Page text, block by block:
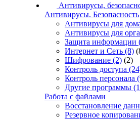
Антивирусы,
Антивирусы. Безопасность
Антивирусы для
Антивирусы для
Защита информации
Интернет и Сеть (8)
Шифрование (2) (2)
Контроль доступа
Контроль персонала
Другие программы
Работа с файлами
Восстановление
Резервное